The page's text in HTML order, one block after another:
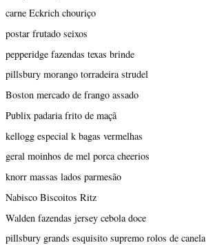
carne Eckrich chouriço
postar frutado seixos
pepperidge fazendas texas brinde
pillsbury morango torradeira strudel
Boston mercado de frango assado
Publix padaria frito de maçã
kellogg especial k bagas vermelhas
geral moinhos de mel porca cheerios
knorr massas lados parmesão
Nabisco Biscoitos Ritz
Walden fazendas jersey cebola doce
pillsbury grands esquisito supremo rolos de canela